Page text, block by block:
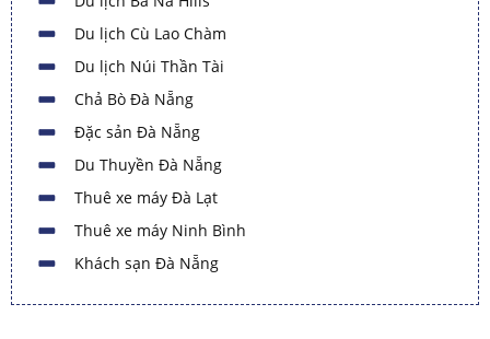
Du lịch Cù Lao Chàm
Du lịch Núi Thần Tài
Chả Bò Đà Nẵng
Đặc sản Đà Nẵng
Du Thuyền Đà Nẵng
Thuê xe máy Đà Lạt
Thuê xe máy Ninh Bình
Khách sạn Đà Nẵng